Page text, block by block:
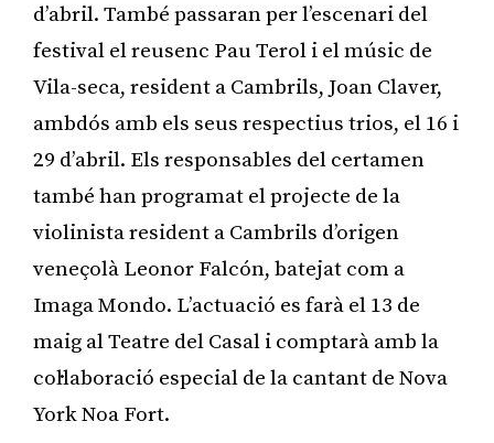
d’abril. També passaran per l’escenari del
festival el reusenc Pau Terol i el músic de
Vila-seca, resident a Cambrils, Joan Claver,
ambdós amb els seus respectius trios, el 16 i
29 d’abril. Els responsables del certamen
també han programat el projecte de la
violinista resident a Cambrils d’origen
veneçolà Leonor Falcón, batejat com a
Imaga Mondo. L’actuació es farà el 13 de
maig al Teatre del Casal i comptarà amb la
col·laboració especial de la cantant de Nova
York Noa Fort.